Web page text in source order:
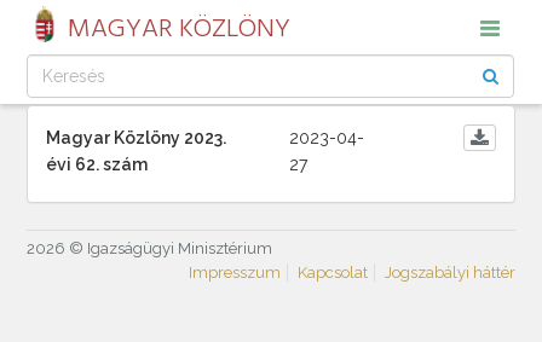
MAGYAR KÖZLÖNY
Magyar Közlöny 2023.
évi 62. szám
2023-04-
27
2026 © Igazságügyi Minisztérium
Impresszum
Kapcsolat Jogszabályi háttér